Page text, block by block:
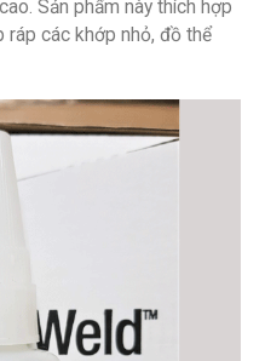
Sản phẩm này thích hợp
ráp các khớp nhỏ, đồ thể